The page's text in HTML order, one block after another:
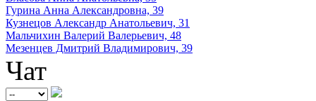
Гурина Анна Александровна, 39
Кузнецов Александр Анатольевич, 31
Мальчихин Валерий Валерьевич, 48
Мезенцев Дмитрий Владимирович, 39
Чат